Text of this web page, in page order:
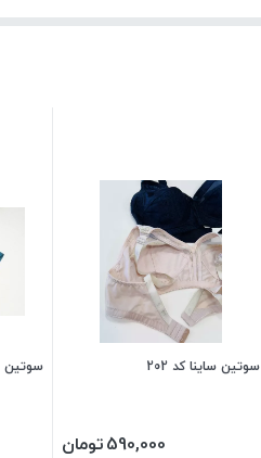
سوتین ساینا کد 202
590,000تومان
سوتین